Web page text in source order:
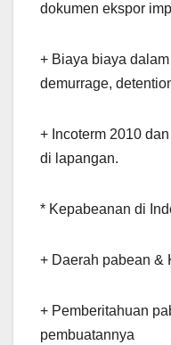
dokumen ekspor
+ Biaya biaya
demurrage,
+ Incoterm 2010
di lapangan.
* Kepabeanan di
+ Daerah pabean &
+ Pemberitahuan
pembuatannya